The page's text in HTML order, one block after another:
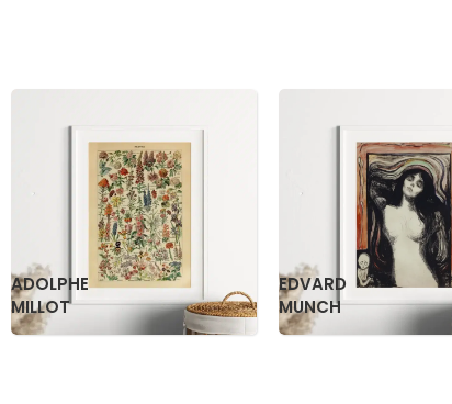
KATSUSHIKA
HOKUSAI
OGAWA
KAZUMASA